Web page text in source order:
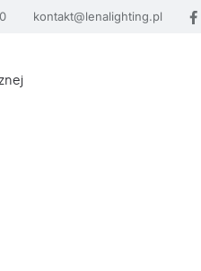
kontakt@lenalighting.pl